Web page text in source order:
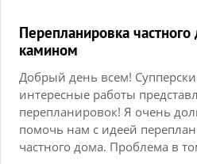
Перепланировка
камином
Добрый день всем!
интересные работы
перепланировок! Я очень
помочь нам с идеей
частного дома. Проблема в